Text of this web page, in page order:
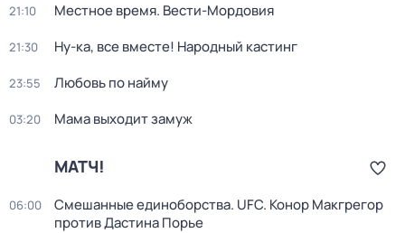
21:10 Местное время. Вести-Мордовия
21:30 Ну-ка, все вместе! Народный кастинг
23:55 Любовь по найму
03:20 Мама выходит замуж
МАТЧ!
06:00
Смешанные единоборства. UFC. Конор Макгрегор
против Дастина Порье